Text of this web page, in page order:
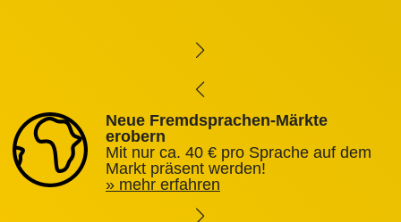
Neue Fremdsprachen-Märkte
erobern
Mit nur ca. 40 € pro Sprache auf dem
Markt präsent werden!
mehr erfahren